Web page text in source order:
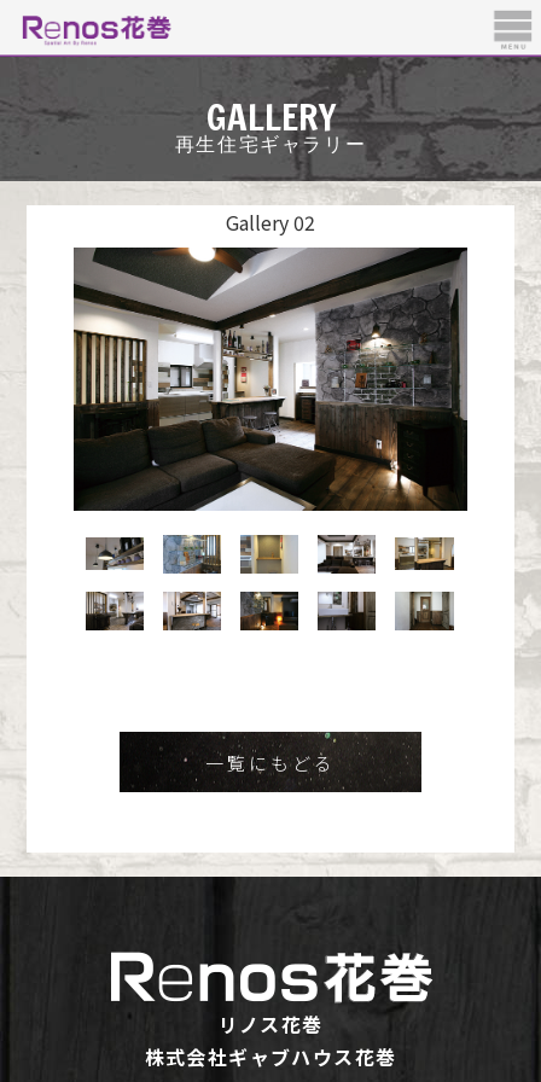
GALLERY
再生住宅ギャラリー
Gallery 02
一覧にもどる
リノス花巻
株式会社ギャブハウス花巻